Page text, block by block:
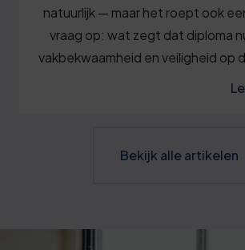
natuurlijk — maar het roept ook
vraag op: wat zegt dat diploma
vakbekwaamheid en veiligheid op
Bekijk alle artikelen